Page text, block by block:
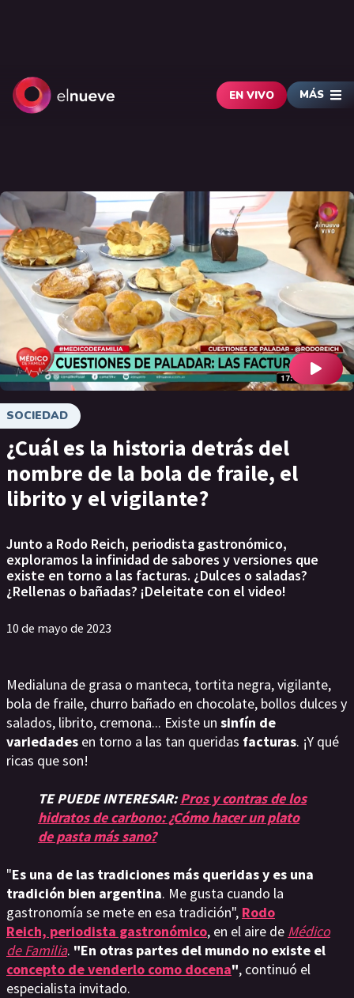
EN VIVO MÁS
SOCIEDAD
¿Cuál es la historia detrás del
nombre de la bola de fraile, el
librito y el vigilante?
Junto a Rodo Reich, periodista gastronómico,
exploramos la infinidad de sabores y versiones que
existe en torno a las facturas. ¿Dulces o saladas?
¿Rellenas o bañadas? ¡Deleitate con el video!
10 de mayo de 2023
Medialuna de grasa o manteca, tortita negra, vigilante,
bola de fraile, churro bañado en chocolate, bollos dulces y
salados, librito, cremona... Existe un sinfín de
variedades en torno a las tan queridas facturas. ¡Y qué
ricas que son!
TE PUEDE INTERESAR:Pros y contras de los
hidratos de carbono: ¿Cómo hacer un plato
de pasta más sano?
"Es una de las tradiciones más queridas y es una
tradición bien argentina. Me gusta cuando la
gastronomía se mete en esa tradición", Rodo
Reich, periodista gastronómico, en el aire de Médico
de Familia. "En otras partes del mundo no existe el
concepto de venderlo como docena", continuó el
especialista invitado.